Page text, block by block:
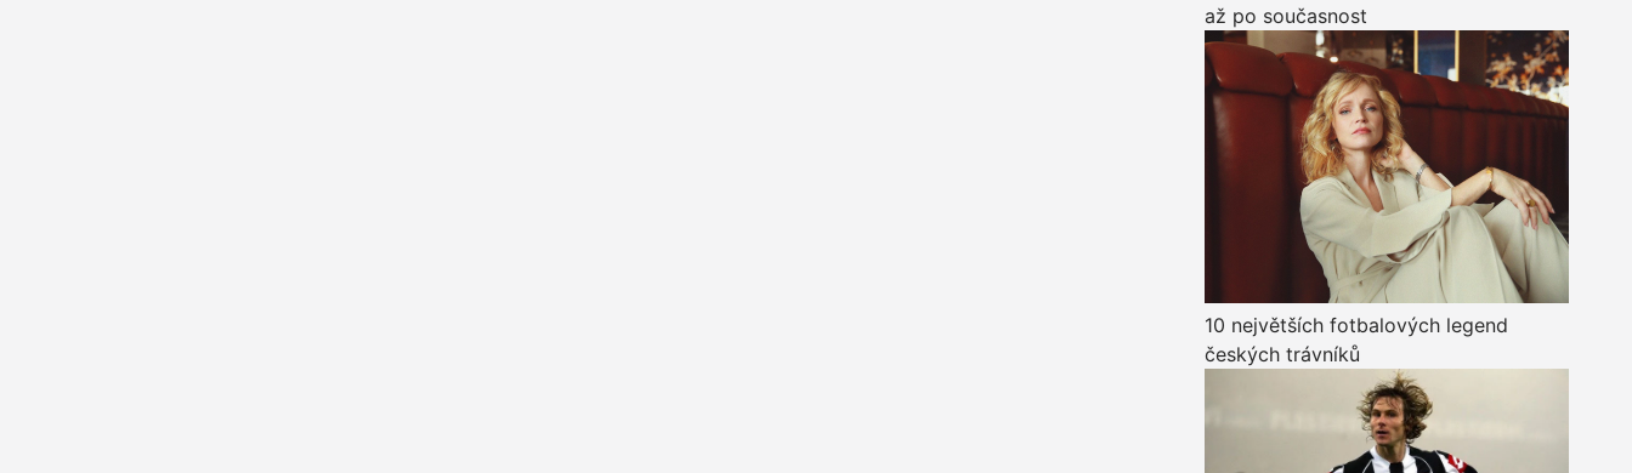
až po současnost
10 největších fotbalových legend
českých trávníků